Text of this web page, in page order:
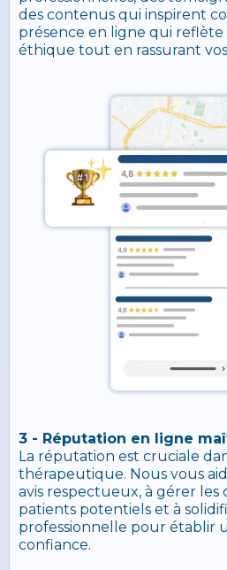
des contenus qui inspirent
présence en ligne qui
éthique tout en rassurant
3 - Réputation en ligne
La réputation est cruciale
thérapeutique. Nous vous
avis respectueux, à gérer les
patients potentiels et à
professionnelle pour établir
confiance.